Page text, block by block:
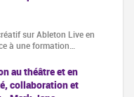
sur Ableton Live en
à une formation…
au théâtre et en
collaboration et